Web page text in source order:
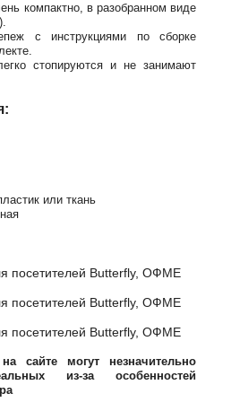
компактно, в разобранном виде
с инструкциями по сборке
стопируются и не занимают
или ткань
сайте могут незначительно
из-за особенностей